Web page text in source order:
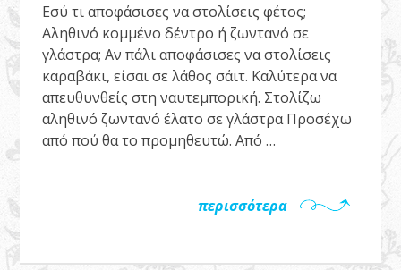
Εσύ τι αποφάσισες να στολίσεις φέτος;
Αληθινό κομμένο δέντρο ή ζωντανό σε
γλάστρα; Αν πάλι αποφάσισες να στολίσεις
καραβάκι, είσαι σε λάθος σάιτ. Καλύτερα να
απευθυνθείς στη ναυτεμπορική. Στολίζω
αληθινό ζωντανό έλατο σε γλάστρα Προσέχω
από πού θα το προμηθευτώ. Από …
περισσότερα